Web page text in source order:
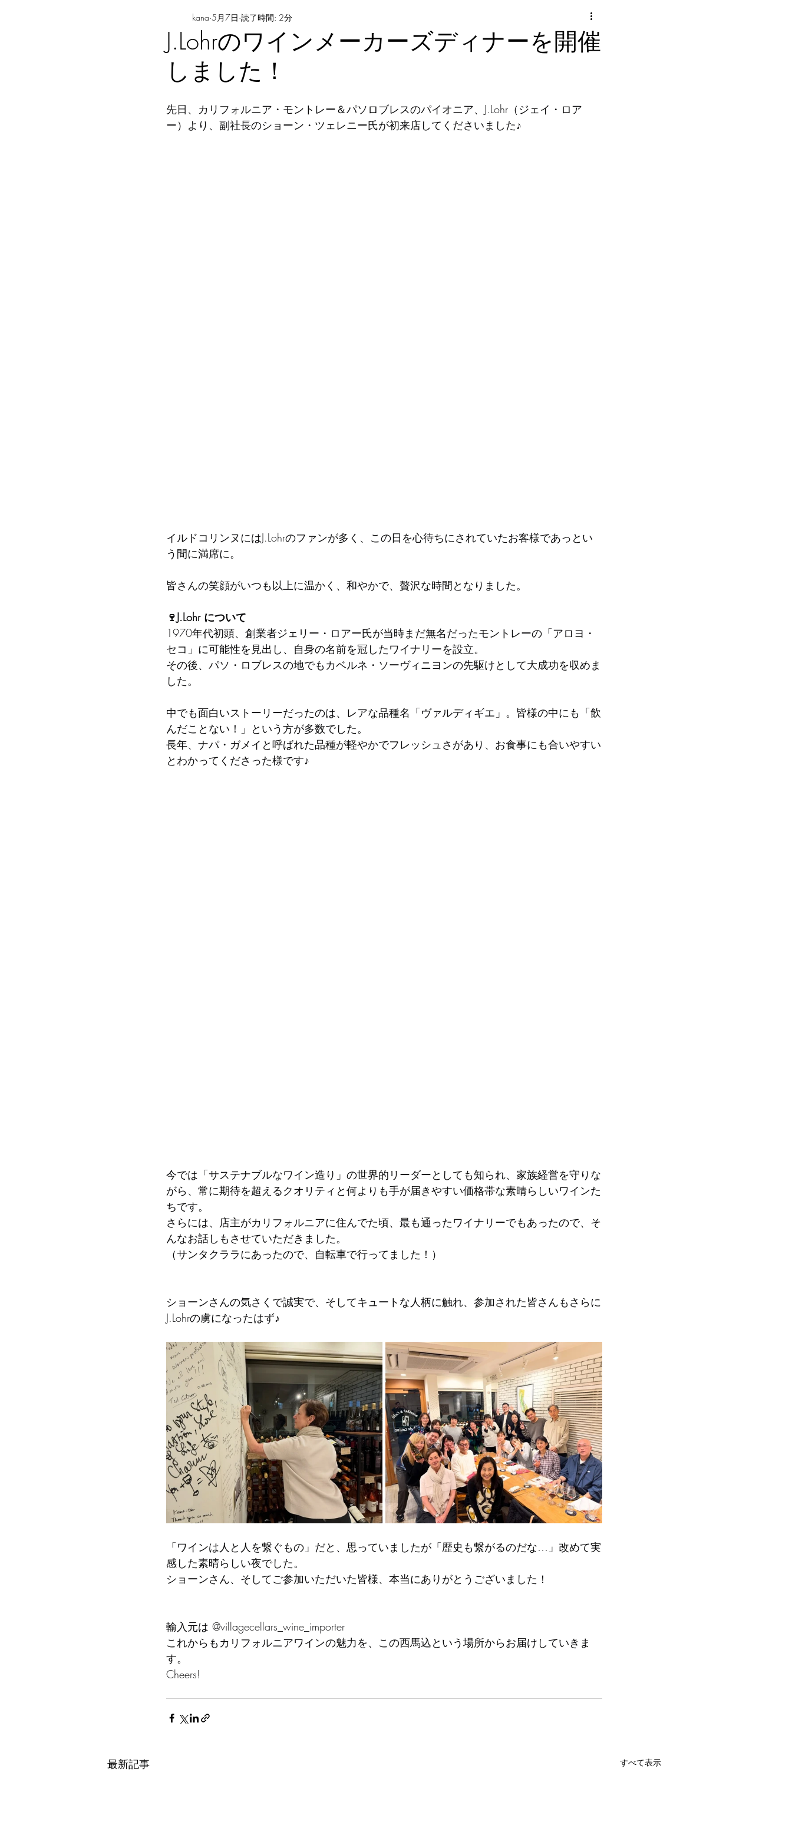
J.Lohrのワインメーカーズディナーを開催
しました！
kana 5月7日 読了時間: 2分
先日、カリフォルニア・モントレー＆パソロブレスのパイオニア、J.Lohr（ジェイ・ロア
ー）より、副社長のショーン・ツェレニー氏が初来店してくださいました♪
イルドコリンヌにはJ.Lohrのファンが多く、この日を心待ちにされていたお客様であっとい
う間に満席に。
皆さんの笑顔がいつも以上に温かく、和やかで、贅沢な時間となりました。
🍷J.Lohr について
1970年代初頭、創業者ジェリー・ロアー氏が当時まだ無名だったモントレーの「アロヨ・
セコ」に可能性を見出し、自身の名前を冠したワイナリーを設立。
その後、パソ・ロブレスの地でもカベルネ・ソーヴィニヨンの先駆けとして大成功を収めま
した。
中でも面白いストーリーだったのは、レアな品種名「ヴァルディギエ」。皆様の中にも「飲
んだことない！」という方が多数でした。
長年、ナパ・ガメイと呼ばれた品種が軽やかでフレッシュさがあり、お食事にも合いやすい
とわかってくださった様です♪
今では「サステナブルなワイン造り」の世界的リーダーとしても知られ、家族経営を守りな
がら、常に期待を超えるクオリティと何よりも手が届きやすい価格帯な素晴らしいワインた
ちです。
さらには、店主がカリフォルニアに住んでた頃、最も通ったワイナリーでもあったので、そ
んなお話しもさせていただきました。
（サンタクララにあったので、自転車で行ってました！）
ショーンさんの気さくで誠実で、そしてキュートな人柄に触れ、参加された皆さんもさらに
J.Lohrの虜になったはず♪
「ワインは人と人を繋ぐもの」だと、思っていましたが「歴史も繋がるのだな…」改めて実
感した素晴らしい夜でした。
ショーンさん、そしてご参加いただいた皆様、本当にありがとうございました！
輸入元は @villagecellars_wine_importer
これからもカリフォルニアワインの魅力を、この西馬込という場所からお届けしていきま
す。
Cheers!
最新記事 すべて表示